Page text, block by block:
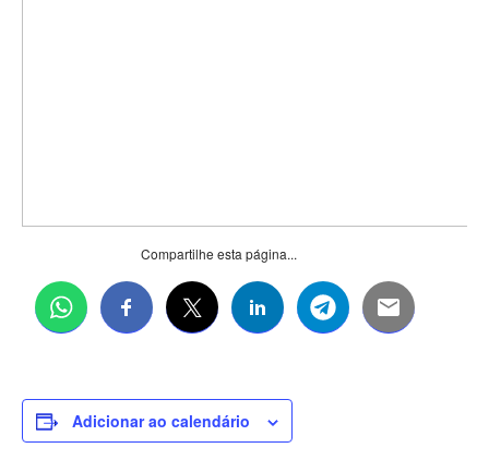
Compartilhe esta página...
Adicionar ao calendário